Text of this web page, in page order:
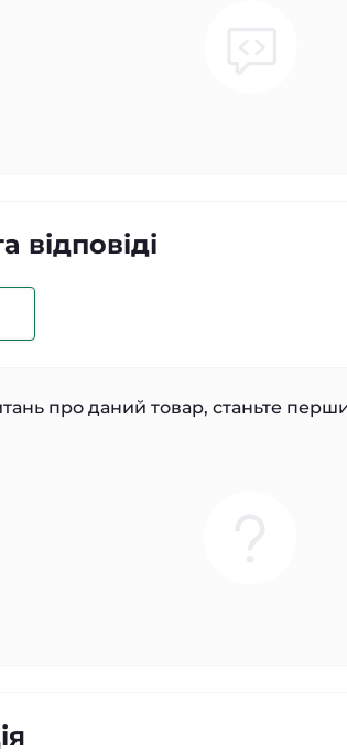
відповіді
про даний товар, станьте